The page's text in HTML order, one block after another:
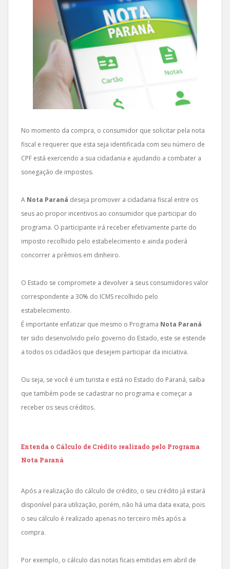
No momento da compra, o consumidor que solicitar pela nota
fiscal e requerer que esta seja identificada com seu número de
CPF está exercendo a sua cidadania e ajudando a combater a
sonegação de impostos.
A Nota Paraná deseja promover a cidadania fiscal entre os
seus ao propor incentivos ao consumidor que participar do
programa. O participante irá receber efetivamente parte do
imposto recolhido pelo estabelecimento e ainda poderá
concorrer a prêmios em dinheiro.
O Estado se compromete a devolver a seus consumidores valor
correspondente a 30% do ICMS recolhido pelo
estabelecimento.
É importante enfatizar que mesmo o Programa Nota Paraná
ter sido desenvolvido pelo governo do Estado, este se estende
a todos os cidadãos que desejem participar da iniciativa.
Ou seja, se você é um turista e está no Estado do Paraná, saiba
que também pode se cadastrar no programa e começar a
receber os seus créditos.
Entenda o Cálculo de Crédito realizado pelo Programa
Nota Paraná
Após a realização do cálculo de crédito, o seu crédito já estará
disponível para utilização, porém, não há uma data exata, pois
o seu cálculo é realizado apenas no terceiro mês após a
compra.
Por exemplo, o cálculo das notas ficais emitidas em abril de